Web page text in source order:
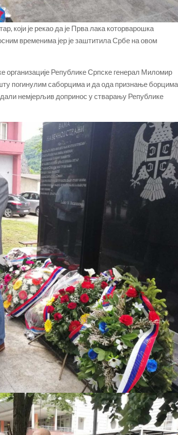
који је рекао да је Прва лака которварошка
временима јер је заштитила Србе на овом
организације Републике Српске генерал Миломир
погинулим саборцима и да ода признање борцима
немјерљив допринос у стварању Републике